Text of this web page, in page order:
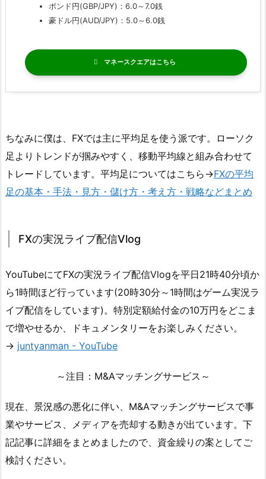
ポンド円(GBP/JPY)：6.0～7.0銭
豪ドル円(AUD/JPY)：5.0～6.0銭
マネースクエア
ちなみに僕は、FXでは主に平均足を使う派です。ローソク
足よりトレンドが掴みやすく、移動平均線と組み合わせて
トレードしています。平均足についてはこちら→FXの平均
足の基本・手法・見方・儲け方・考え方・戦略などまとめ
FXの実況ライブ配信Vlog
YouTubeにてFXの実況ライブ配信Vlogを平日21時40分頃か
ら1時間ほど行っています(20時30分～1時間はゲーム実況ラ
イブ配信をしています)。特別定額給付金の10万円をどこま
で増やせるか、ドキュメンタリーをお楽しみください。
→ juntyanman - YouTube
～注目：M&Aマッチングサービス～
現在、景況感の悪化に伴い、M&Aマッチングサービスで事
業やサービス、メディアを売却する動きが出ています。下
記記事に詳細をまとめましたので、資金繰りの案としてご
検討ください。